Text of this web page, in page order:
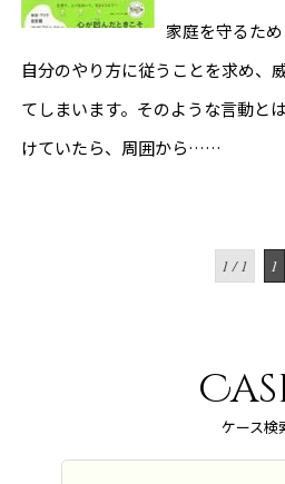
家庭を守るた
自分のやり方に従うことを求め、
てしまいます。そのような言動と
けていたら、周囲から……
1 / 1 1
ケース検